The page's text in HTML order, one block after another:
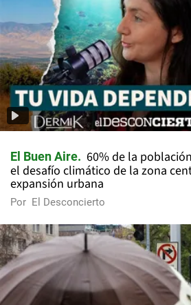
El Buen Aire
60% de la
el desafío climático de la zona
expansión urbana
Por El Desconcierto